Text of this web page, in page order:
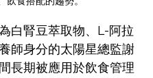
白腎豆萃取物、L-阿拉
師身分的太陽星總監謝
長期被應用於飲食管理